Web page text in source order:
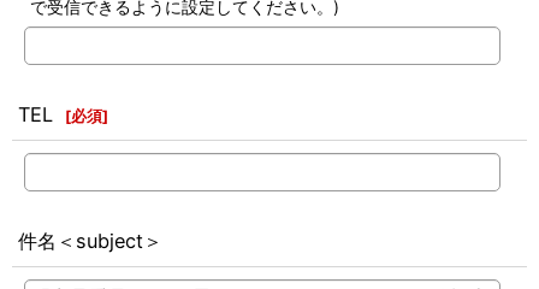
で受信できるように設定してください。)
TEL [必須]
件名＜subject＞